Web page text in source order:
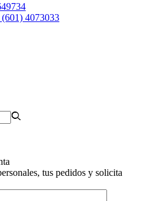
4073033
tus pedidos y solicita